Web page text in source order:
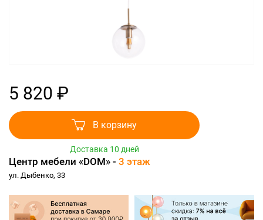
5 820 ₽
В корзину
Доставка 10 дней
Центр мебели «DOM» - 3 этаж
ул. Дыбенко, 33